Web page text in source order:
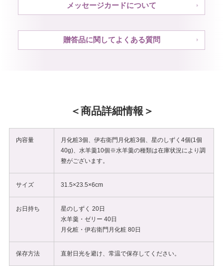
メッセージカードについて
贈答品に関してよくある質問
商品詳細情報
内容量
月化粧3個、伊右衛門月化粧3個、星のしずく4個(1個
40g)、水羊羹10個※水羊羹の種類は在庫状況により調
整がございます。
サイズ 31.5×23.5×6cm
お日持ち
星のしずく 20日
水羊羹・ゼリー 40日
月化粧・伊右衛門月化粧 80日
保存方法 直射日光を避け、常温で保存してください。